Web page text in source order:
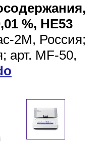
%, HE53
2М, Россия;
арт. MF-50,